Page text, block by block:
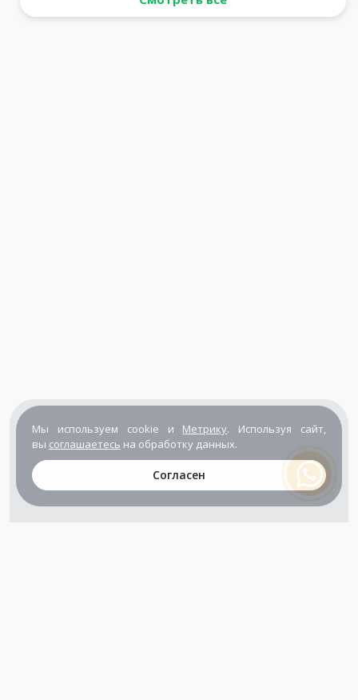
Мы используем cookie и Метрику. Используя сайт,
вы соглашаетесь на обработку данных.
Согласен